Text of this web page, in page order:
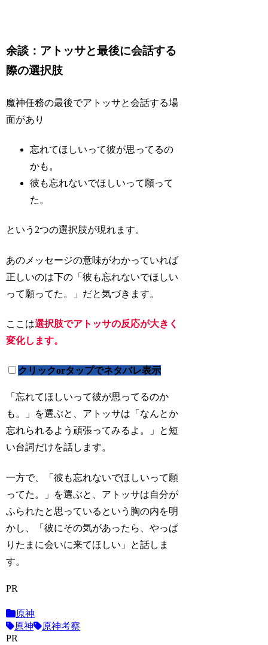
余談：アトッサと最後に会話する
際の選択肢
魔神任務の最後でアトッサと会話する場
面があり
忘れてほしいって彼が思ってるの
かも。
彼も忘れないでほしいって願って
た。
という2つの選択肢が現れます。
あのメッセージの意味がわかっていれば
正しいのは下の「彼も忘れないでほしい
って願ってた。」だと気づきます。
ここは選択肢でアトッサの反応が大きく
変化します。
クリックorタップでネタバレ表示
「忘れてほしいって彼が思ってるのか
も。」を選ぶと、アトッサは「なんとか
忘れられるよう頑張ってみるよ。」と短
い台詞だけを話します。
一方で、「彼も忘れないでほしいって願
ってた。」を選ぶと、アトッサは自分が
ふられたと思っているという胸の内を明
かし、「彼にその気があったら、やっぱ
りたまに会いに来てほしい」と話しま
す。
PR
原神
原神
原神考察
PR